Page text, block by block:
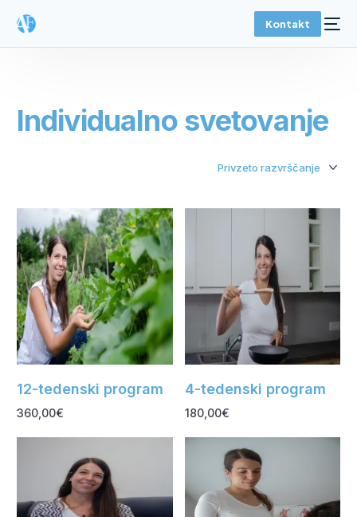
Kontakt
Individualno svetovanje
12-tedenski program
360,00€
Dodaj v košarico
4-tedenski program
180,00€
Dodaj v košarico